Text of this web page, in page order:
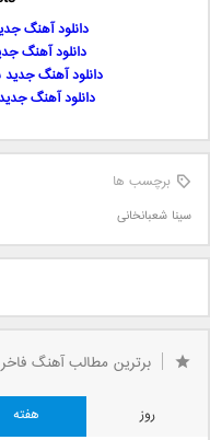
دانلود آهنگ
دانلود آهنگ
دانلود آهنگ جدید
دانلود آهنگ
برچسب ها
سینا شعبانخانی
برترین مطالب آهنگ فاخر
روز هفته